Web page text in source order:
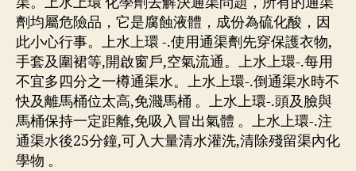
劑均屬危險品，它是腐蝕液體，成份為硫化酸，因
此小心行事。上水上環 -.使用通渠劑先穿保護衣物,
手套及圍裙等,開啟窗戶,空氣流通。上水上環-.每用
不宜多四分之一樽通渠水。上水上環-.倒通渠水時不
快及離馬桶位太高,免濺馬桶 。上水上環-.頭及臉與
馬桶保持一定距離,免吸入冒出氣體 。上水上環-.注
通渠水後25分鐘,可入大量清水灌洗,清除殘留渠內化
學物 。